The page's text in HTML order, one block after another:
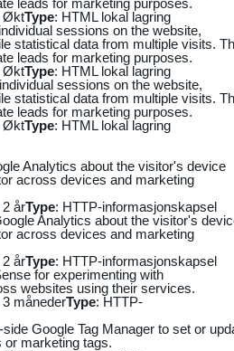
ØktType: HTML lokal lagring
sessions on the website,
statistical data from multiple visits.
leads for marketing purposes.
ØktType: HTML lokal lagring
sessions on the website,
statistical data from multiple visits.
leads for marketing purposes.
ØktType: HTML lokal lagring
Analytics about the visitor's device
across devices and marketing
2 årType: HTTP-informasjonskapsel
Analytics about the visitor's
across devices and marketing
2 årType: HTTP-informasjonskapsel
for experimenting with
websites using their services.
3 månederType: HTTP-
Google Tag Manager to set or
or marketing tags.